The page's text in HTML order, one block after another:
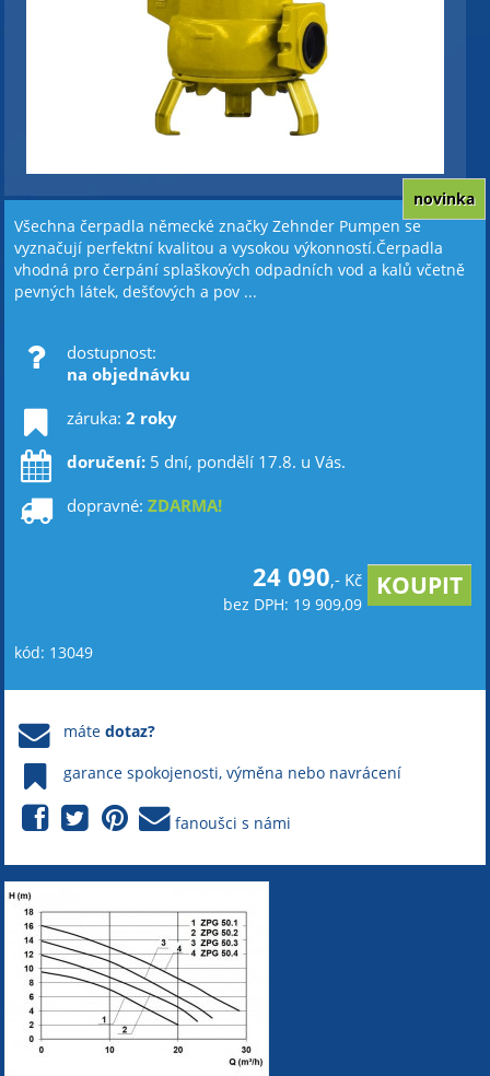
Všechna čerpadla německé značky Zehnder Pumpen se
vyznačují perfektní kvalitou a vysokou výkonností.Čerpadla
vhodná pro čerpání splaškových odpadních vod a kalů včetně
pevných látek, dešťových a pov ...
novinka
dostupnost:
na objednávku
záruka: 2 roky
doručení: 5 dní, pondělí 17.8. u Vás.
dopravné: ZDARMA!
24 090,- Kč
bez DPH: 19 909,09
kód: 13049
mátedotaz?
garance spokojenosti, výměna nebo navrácení
fanoušci s námi